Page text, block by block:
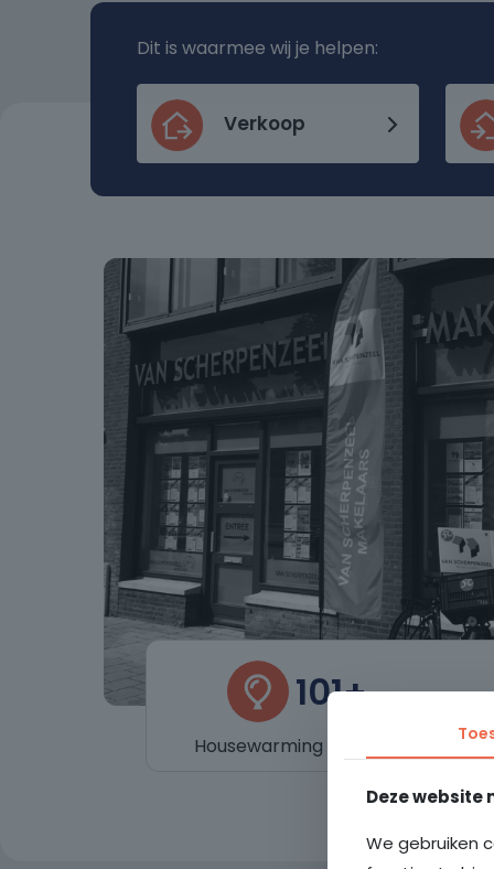
Dit is waarmee wij je helpen:
Verkoop
101+
Housewarming feestjes
Deze website
We gebruiken